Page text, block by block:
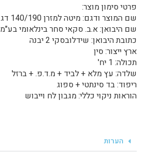
פרטי סימון מוצר:
שם המוצר ודגם: מיטה למזרן 140/190 דגם פיזה
שם היבואן: א.ב. סקאי סחר בינלאומי בע"מ 513509026
כתובת היבואן: שידלובסקי 2 יבנה
ארץ ייצור: סין
תכולה: 1 יח'
שלדה: עץ מלא + לביד + מ.ד.פ. + ברזל
ריפוד: בד סינתטי + ספוג
הוראות ניקוי כללי: מגבון לח וייבוש
הערות